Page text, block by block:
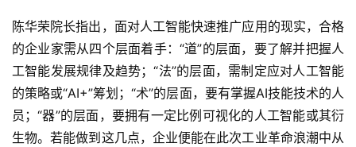
陈华荣院长指出，面对人工智能快速推广应用的现实，合格
的企业家需从四个层面着手：“道”的层面，要了解并把握人
工智能发展规律及趋势；“法”的层面，需制定应对人工智能
的策略或“AI+”筹划；“术”的层面，要有掌握AI技能技术的人
员；“器”的层面，要拥有一定比例可视化的人工智能或其衍
生物。若能做到这几点，企业便能在此次工业革命浪潮中从